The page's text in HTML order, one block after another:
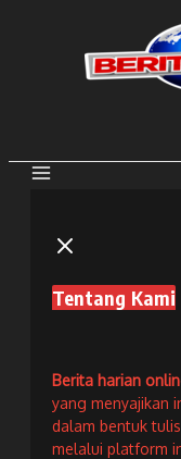
Tentang Kami
Berita harian
yang menyajikan
dalam bentuk
melalui platform